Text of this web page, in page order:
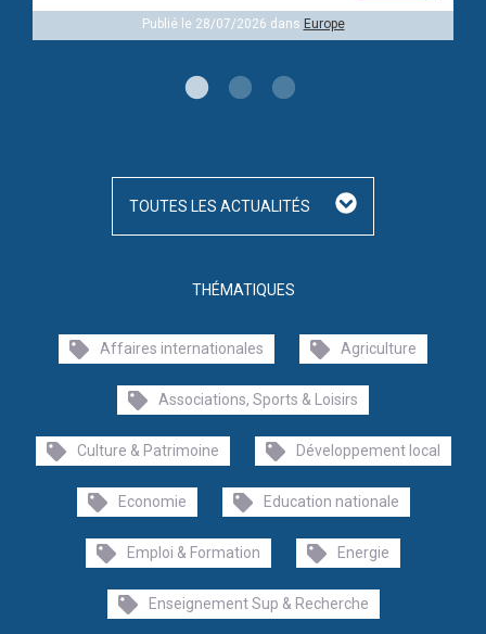
Publié le 28/07/2026 dans Europe
THÉMATIQUES
Affaires internationales Agriculture
Associations, Sports & Loisirs
Culture & Patrimoine Développement local
Economie Education nationale
Emploi & Formation Energie
Enseignement Sup & Recherche
TOUTES LES ACTUALITÉS